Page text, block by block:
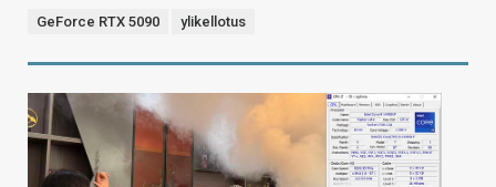
GeForce RTX 5090 ylikellotus